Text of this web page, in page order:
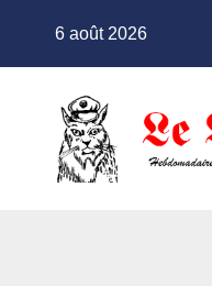
6 août 2026